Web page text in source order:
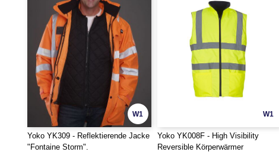
W1
Yoko YK309 - Reflektierende Jacke
"Fontaine Storm".
W1
Yoko YK008F - High Visibility
Reversible Körperwärmer